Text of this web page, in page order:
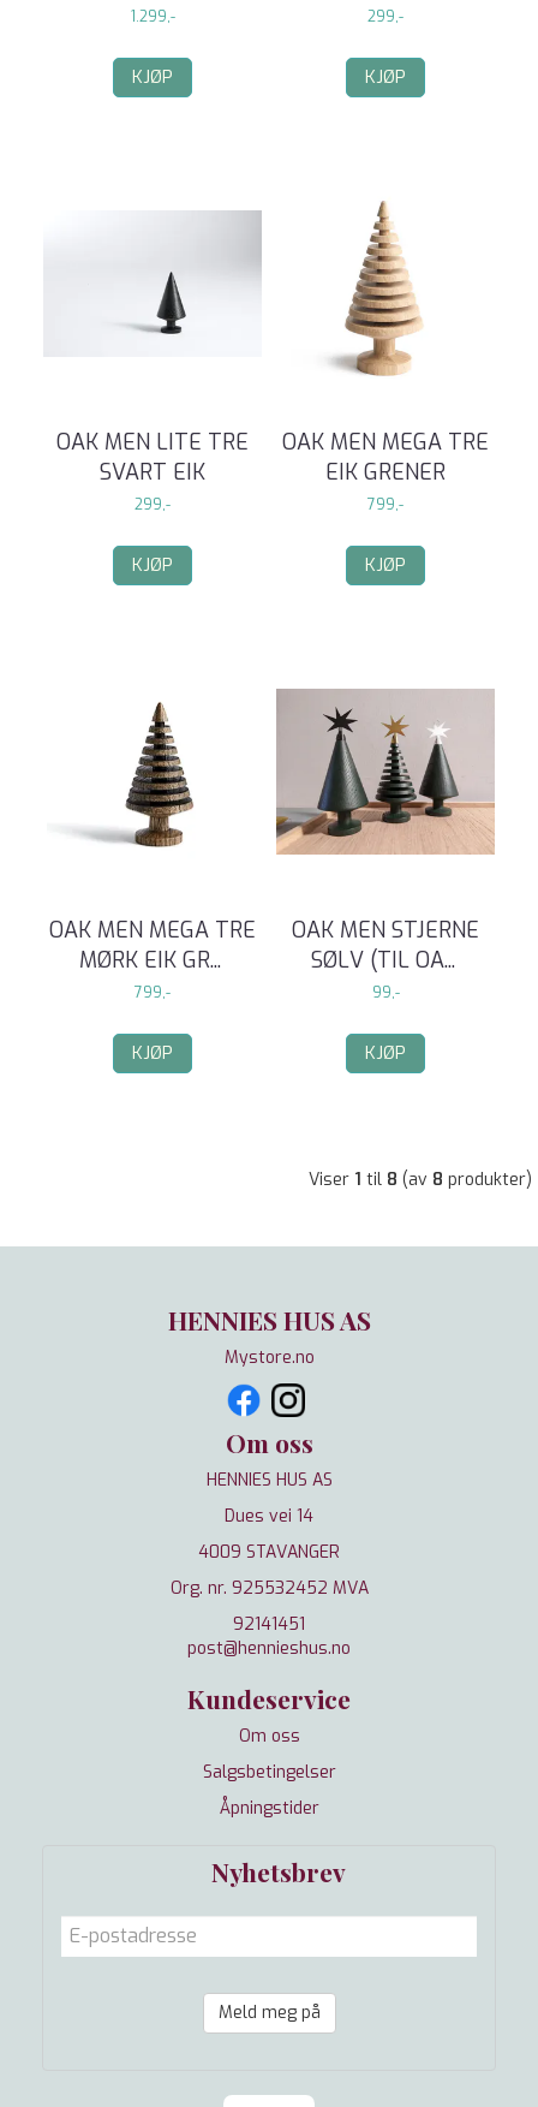
1.299,-
KJØP
299,-
KJØP
OAK MEN LITE TRE
SVART EIK
299,-
KJØP
OAK MEN MEGA TRE
EIK GRENER
799,-
KJØP
OAK MEN MEGA TRE
MØRK EIK GR...
799,-
KJØP
OAK MEN STJERNE
SØLV (TIL OA...
99,-
KJØP
Viser 1 til 8 (av 8 produkter)
HENNIES HUS AS
Mystore.no
Om oss
HENNIES HUS AS
Dues vei 14
4009 STAVANGER
Org. nr. 925532452 MVA
92141451
post@hennieshus.no
Kundeservice
Om oss
Salgsbetingelser
Åpningstider
Nyhetsbrev
Meld meg på